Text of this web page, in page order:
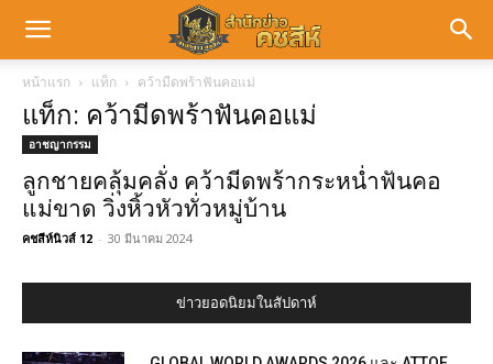
หน้าแรก แท็ก คว้ามีดพร้าฟันคอแม่
แท็ก: คว้ามีดพร้าฟันคอแม่
อาชญากรรม
ลูกชายคลุ้มคลั่ง คว้ามีดพร้ากระหน่ำฟันคอ
แม่ขาด วิ่งหิ้วหัวทั่วหมู่บ้าน
คชสีห์นิวส์ 12 - 30 มีนาคม 2024
ข่าวยอดนิยมในสัปดาห์